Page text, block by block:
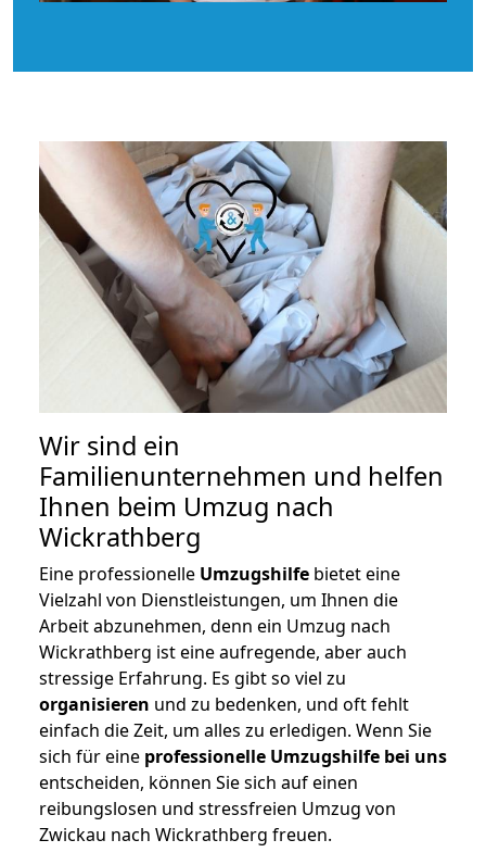
Wir sind ein
Familienunternehmen und helfen
Ihnen beim Umzug nach
Wickrathberg
Eine professionelle Umzugshilfe bietet eine
Vielzahl von Dienstleistungen, um Ihnen die
Arbeit abzunehmen, denn ein Umzug nach
Wickrathberg ist eine aufregende, aber auch
stressige Erfahrung. Es gibt so viel zu
organisieren und zu bedenken, und oft fehlt
einfach die Zeit, um alles zu erledigen. Wenn Sie
sich für eine professionelle Umzugshilfe bei uns
entscheiden, können Sie sich auf einen
reibungslosen und stressfreien Umzug von
Zwickau nach Wickrathberg freuen.